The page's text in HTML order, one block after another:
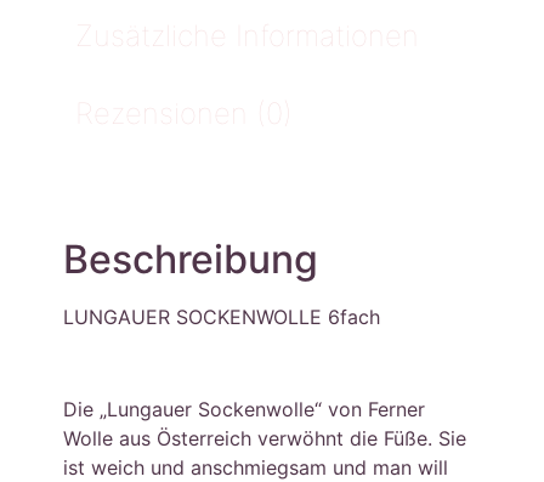
Zusätzliche Informationen
Rezensionen (0)
Beschreibung
LUNGAUER SOCKENWOLLE 6fach
Die „Lungauer Sockenwolle“ von Ferner
Wolle aus Österreich verwöhnt die Füße. Sie
ist weich und anschmiegsam und man will